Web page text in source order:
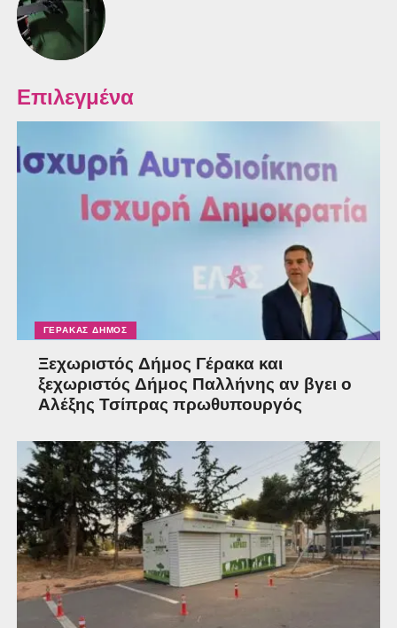
Επιλεγμένα
ΓΈΡΑΚΑΣ ΔΉΜΟΣ
Ξεχωριστός Δήμος Γέρακα και
ξεχωριστός Δήμος Παλλήνης αν βγει ο
Αλέξης Τσίπρας πρωθυπουργός